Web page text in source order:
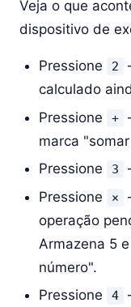
Veja o que
dispositivo de
Pressione 2
calculado
Pressione
+
marca
Pressione
3
Pressione
×
operação
Armazena 5
número".
Pressione
4